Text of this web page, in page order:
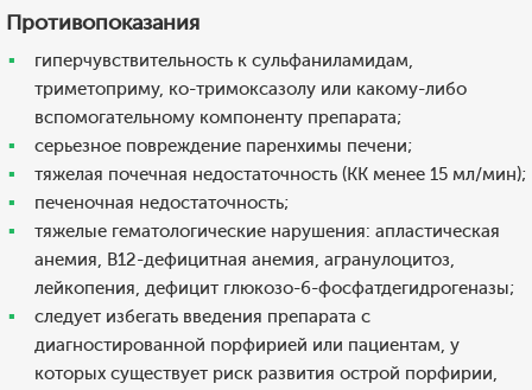
Противопоказания
гиперчувствительность к сульфаниламидам,
триметоприму, ко-тримоксазолу или какому-либо
вспомогательному компоненту препарата;
серьезное повреждение паренхимы печени;
тяжелая почечная недостаточность (КК менее 15 мл/мин);
печеночная недостаточность;
тяжелые гематологические нарушения: апластическая
анемия, В12-дефицитная анемия, агранулоцитоз,
лейкопения, дефицит глюкозо-6-фосфатдегидрогеназы;
следует избегать введения препарата с
диагностированной порфирией или пациентам, у
которых существует риск развития острой порфирии,